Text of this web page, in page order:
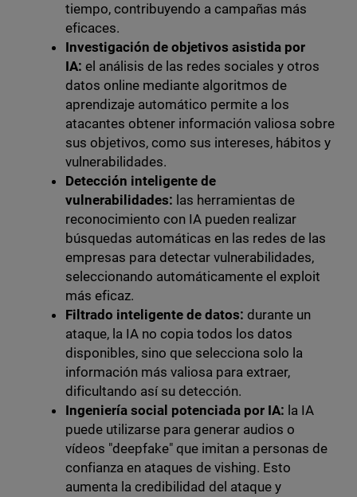
tiempo, contribuyendo a campañas más
eficaces.
Investigación de objetivos asistida por
IA: el análisis de las redes sociales y otros
datos online mediante algoritmos de
aprendizaje automático permite a los
atacantes obtener información valiosa sobre
sus objetivos, como sus intereses, hábitos y
vulnerabilidades.
Detección inteligente de
vulnerabilidades: las herramientas de
reconocimiento con IA pueden realizar
búsquedas automáticas en las redes de las
empresas para detectar vulnerabilidades,
seleccionando automáticamente el exploit
más eficaz.
Filtrado inteligente de datos: durante un
ataque, la IA no copia todos los datos
disponibles, sino que selecciona solo la
información más valiosa para extraer,
dificultando así su detección.
Ingeniería social potenciada por IA: la IA
puede utilizarse para generar audios o
vídeos "deepfake" que imitan a personas de
confianza en ataques de vishing. Esto
aumenta la credibilidad del ataque y